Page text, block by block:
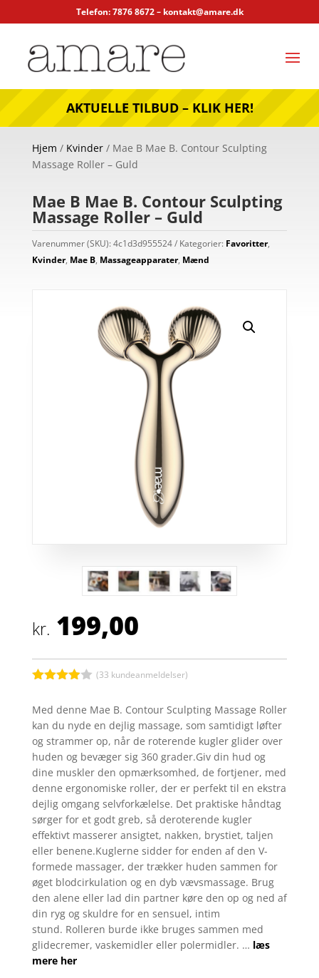
Telefon: 7876 8672 – kontakt@amare.dk
AKTUELLE TILBUD – KLIK HER!
Hjem / Kvinder/ Mae B Mae B. Contour Sculpting
Massage Roller – Guld
Mae B Mae B. Contour Sculpting
Massage Roller – Guld
Varenummer (SKU): 4c1d3d955524 Kategorier: Favoritter,
Kvinder, Mae B, Massageapparater, Mænd
kr. 199,00
ud af 5
baseret
på
kundebed
ømmelse
r
(33 kundeanmeldelser)
Med denne Mae B. Contour Sculpting Massage Roller
kan du nyde en dejlig massage, som samtidigt løfter
og strammer op, når de roterende kugler glider over
huden og bevæger sig 360 grader.Giv din hud og
dine muskler den opmærksomhed, de fortjener, med
denne ergonomiske roller, der er perfekt til en ekstra
dejlig omgang selvforkælelse. Det praktiske håndtag
sørger for et godt greb, så deroterende kugler
effektivt masserer ansigtet, nakken, brystiet, taljen
eller benene.Kuglerne sidder for enden af den V-
formede massager, der trækker huden sammen for
øget blodcirkulation og en dyb vævsmassage. Brug
den alene eller lad din partner køre den op og ned af
din ryg og skuldre for en sensuel, intim
stund. Rolleren burde ikke bruges sammen med
glidecremer, vaskemidler eller polermidler. … læs
mere her